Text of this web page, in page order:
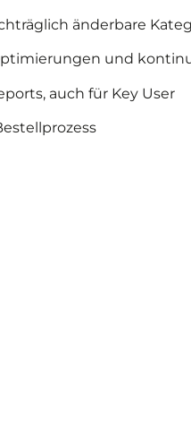
änderbare
und
auch für Key User